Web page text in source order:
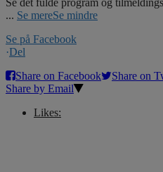
... Se mereSe mindre
Se på Facebook
·Del
Share on Facebook
Share on
Share by Email
Likes: